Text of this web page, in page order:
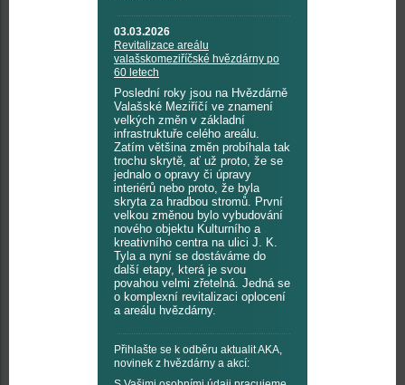
03.03.2026
Revitalizace areálu
valašskomeziříčské hvězdárny po
60 letech
Poslední roky jsou na Hvězdárně
Valašské Meziříčí ve znamení
velkých změn v základní
infrastruktuře celého areálu.
Zatím většina změn probíhala tak
trochu skrytě, ať už proto, že se
jednalo o opravy či úpravy
interiérů nebo proto, že byla
skryta za hradbou stromů. První
velkou změnou bylo vybudování
nového objektu Kulturního a
kreativního centra na ulici J. K.
Tyla a nyní se dostáváme do
další etapy, která je svou
povahou velmi zřetelná. Jedná se
o komplexní revitalizaci oplocení
a areálu hvězdárny.
Přihlašte se k odběru aktualit AKA,
novinek z hvězdárny a akcí: